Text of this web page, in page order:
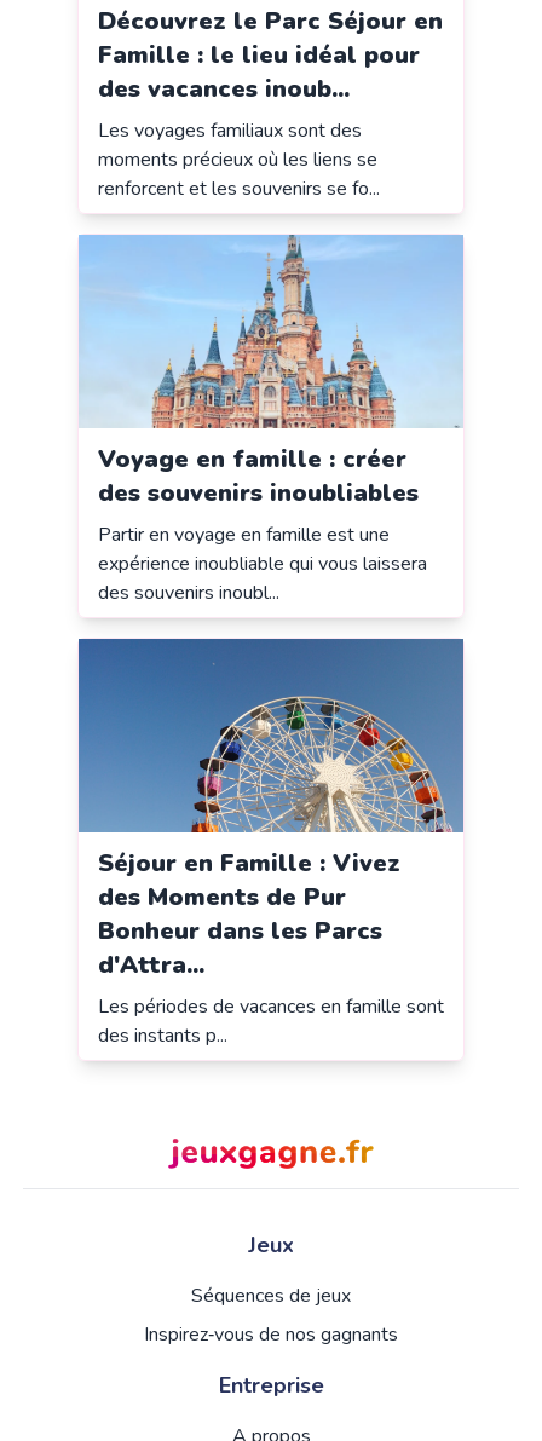
Découvrez le Parc Séjour en
Famille : le lieu idéal pour
des vacances inoub...
Les voyages familiaux sont des
moments précieux où les liens se
renforcent et les souvenirs se fo...
Voyage en famille : créer
des souvenirs inoubliables
Partir en voyage en famille est une
expérience inoubliable qui vous laissera
des souvenirs inoubl...
Séjour en Famille : Vivez
des Moments de Pur
Bonheur dans les Parcs
d'Attra...
Les périodes de vacances en famille sont
des instants p...
Jeux
Séquences de jeux
Inspirez‑vous de nos gagnants
Entreprise